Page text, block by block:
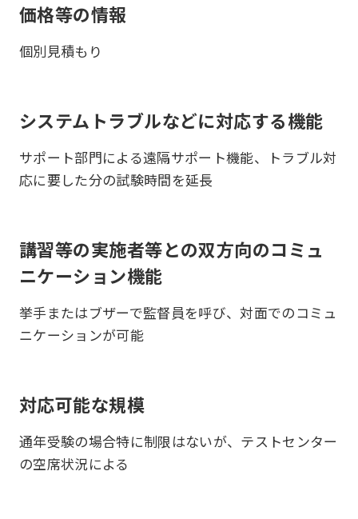
価格等の情報
個別見積もり
システムトラブルなどに対応する機能
サポート部門による遠隔サポート機能、トラブル対
応に要した分の試験時間を延長
講習等の実施者等との双方向のコミュ
ニケーション機能
挙手またはブザーで監督員を呼び、対面でのコミュ
ニケーションが可能
対応可能な規模
通年受験の場合特に制限はないが、テストセンター
の空席状況による